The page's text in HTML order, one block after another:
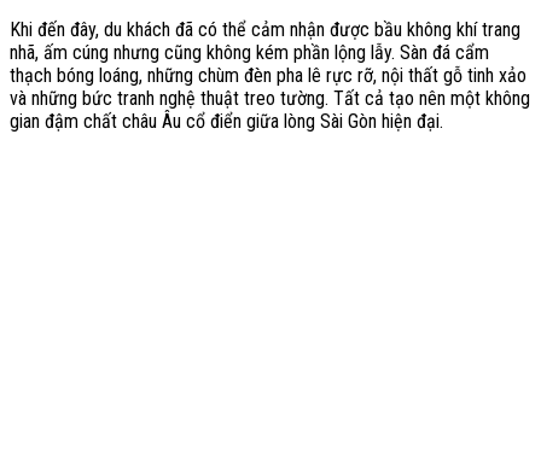
Khi đến đây, du khách đã có thể cảm nhận được bầu không khí trang
nhã, ấm cúng nhưng cũng không kém phần lộng lẫy. Sàn đá cẩm
thạch bóng loáng, những chùm đèn pha lê rực rỡ, nội thất gỗ tinh xảo
và những bức tranh nghệ thuật treo tường. Tất cả tạo nên một không
gian đậm chất châu Âu cổ điển giữa lòng Sài Gòn hiện đại.